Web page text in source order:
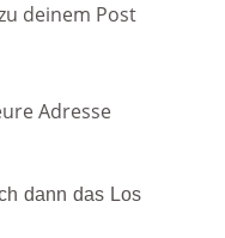
deinem Post
Adresse
dann das Los